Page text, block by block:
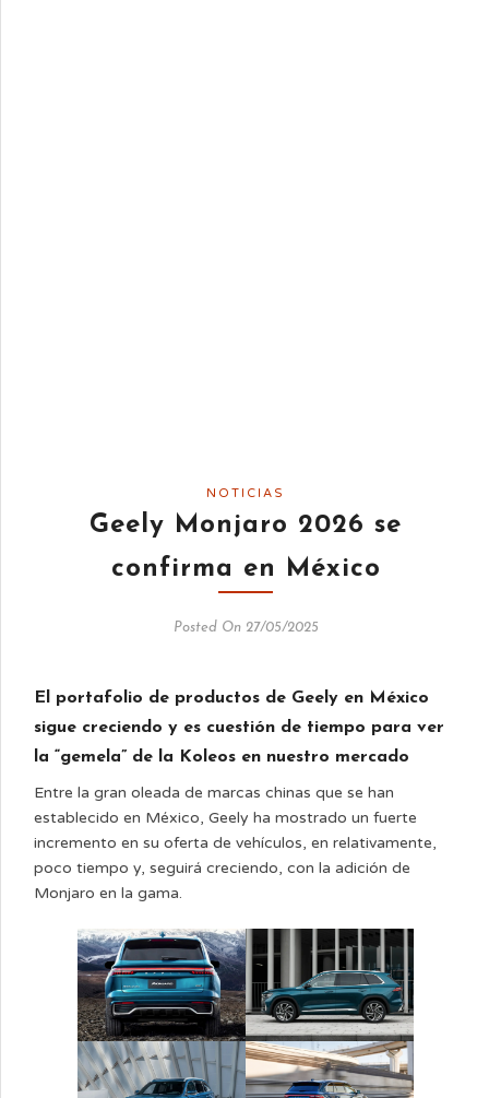
NOTICIAS
Geely Monjaro 2026 se
confirma en México
Posted On 27/05/2025
El portafolio de productos de Geely en México
sigue creciendo y es cuestión de tiempo para ver
la “gemela” de la Koleos en nuestro mercado
Entre la gran oleada de marcas chinas que se han
establecido en México, Geely ha mostrado un fuerte
incremento en su oferta de vehículos, en relativamente,
poco tiempo y, seguirá creciendo, con la adición de
Monjaro en la gama.